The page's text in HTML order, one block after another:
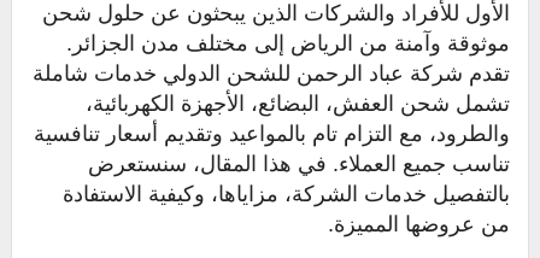
الأول للأفراد والشركات الذين يبحثون عن حلول شحن
موثوقة وآمنة من الرياض إلى مختلف مدن الجزائر.
تقدم شركة عباد الرحمن للشحن الدولي خدمات شاملة
تشمل شحن العفش، البضائع، الأجهزة الكهربائية،
والطرود، مع التزام تام بالمواعيد وتقديم أسعار تنافسية
تناسب جميع العملاء. في هذا المقال، سنستعرض
بالتفصيل خدمات الشركة، مزاياها، وكيفية الاستفادة
من عروضها المميزة.